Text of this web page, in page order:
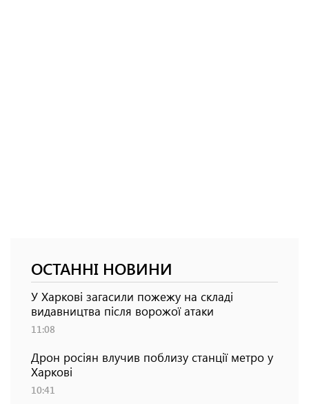
ОСТАННІ НОВИНИ
У Харкові загасили пожежу на складі
видавництва після ворожої атаки
11:08
Дрон росіян влучив поблизу станції метро у
Харкові
10:41